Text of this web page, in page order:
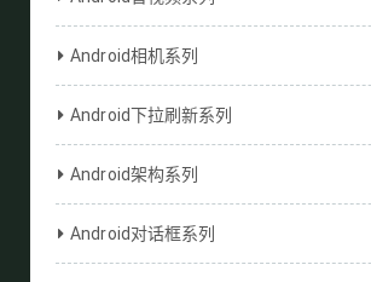
Android相机系列
Android下拉刷新系列
Android架构系列
Android对话框系列